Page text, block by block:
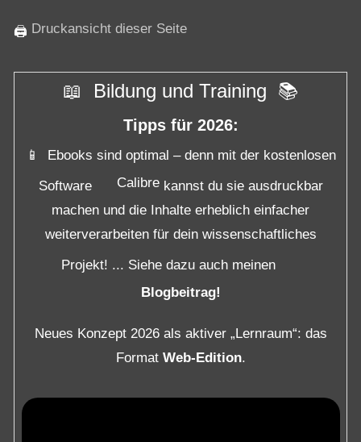
🖨 Druckansicht dieser Seite
📖 Bildung und Training 📚
Tipps für 2026:
📱 Ebooks sind optimal – denn mit der kostenlosen
Software
Calibrekannst du sie ausdruckbar
machen und die Inhalte erheblich einfacher
weiterverarbeiten für dein wissenschaftliches
Projekt! ... Siehe dazu auch meinen
Blogbeitrag!
Neues Konzept 2026 als aktiver „Lernraum“: das
Format Web-Edition.